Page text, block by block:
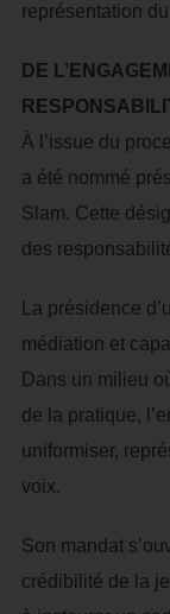
représentation
DE
À l’issue du
a été nommé
Slam. Cette
des
La présidence
médiation et
Dans un milieu
de la pratique,
uniformiser,
voix.
Son mandat
crédibilité de la